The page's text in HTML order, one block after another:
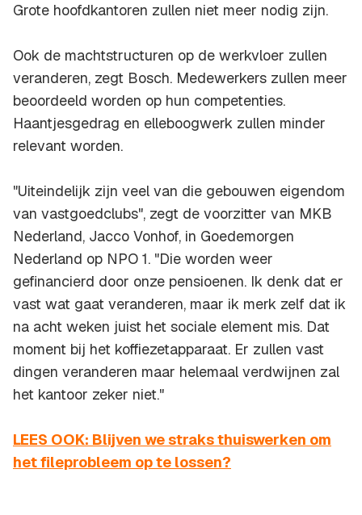
Grote hoofdkantoren zullen niet meer nodig zijn.
Ook de machtstructuren op de werkvloer zullen
veranderen, zegt Bosch. Medewerkers zullen meer
beoordeeld worden op hun competenties.
Haantjesgedrag en elleboogwerk zullen minder
relevant worden.
"Uiteindelijk zijn veel van die gebouwen eigendom
van vastgoedclubs", zegt de voorzitter van MKB
Nederland, Jacco Vonhof, in Goedemorgen
Nederland op NPO 1. "Die worden weer
gefinancierd door onze pensioenen. Ik denk dat er
vast wat gaat veranderen, maar ik merk zelf dat ik
na acht weken juist het sociale element mis. Dat
moment bij het koffiezetapparaat. Er zullen vast
dingen veranderen maar helemaal verdwijnen zal
het kantoor zeker niet."
LEES OOK: Blijven we straks thuiswerken om
het fileprobleem op te lossen?